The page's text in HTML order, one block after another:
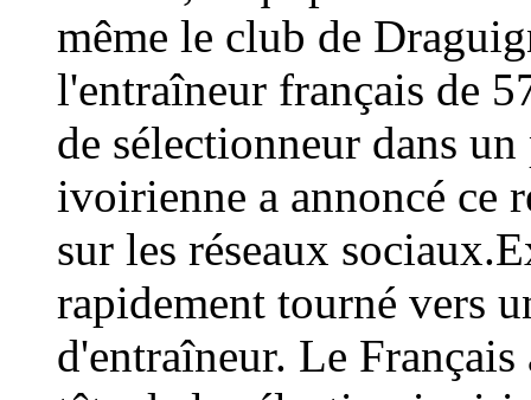
même le club de
l'entraîneur français de
de sélectionneur dans
ivoirienne a annoncé ce
sur les réseaux
rapidement tourné vers
d'entraîneur. Le